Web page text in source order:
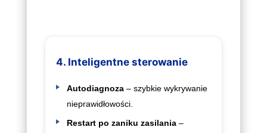
4. Inteligentne sterowanie
Autodiagnoza– szybkie wykrywanie
nieprawidłowości.
Restart po zaniku zasilania–